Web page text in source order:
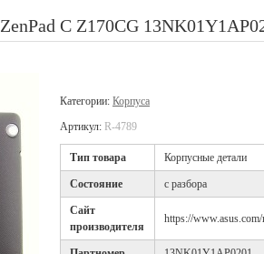
C Z170CG
Категории: Корпуса
Артикул: R-4789
Тип товара Корпусные детали
Cостояние с разбора
Cайт
производителя
https://